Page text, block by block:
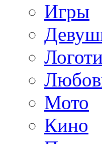
Игры
Мото
Кино